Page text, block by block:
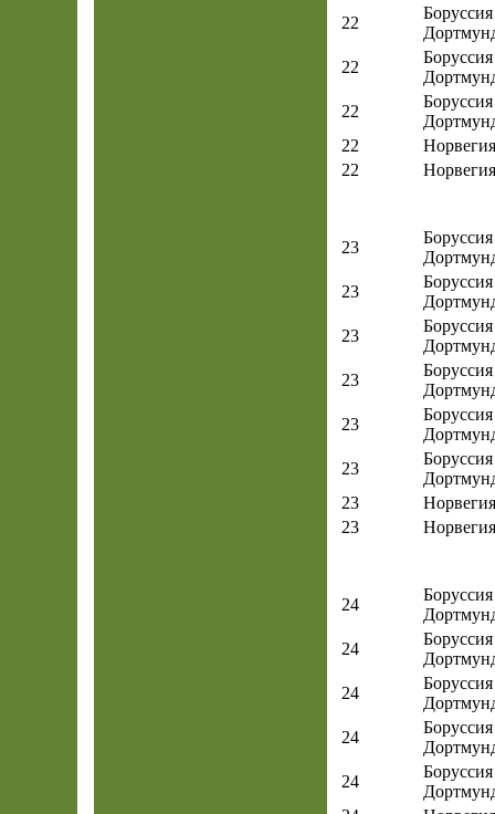
22
Боруссия
22
Боруссия
22
Боруссия
22
Норвегия
22
Норвегия
23
Боруссия
23
Боруссия
23
Боруссия
23
Боруссия
23
Боруссия
23
Боруссия
23
Норвегия
23
Норвегия
24
Боруссия
24
Боруссия
24
Боруссия
24
Боруссия
24
Боруссия